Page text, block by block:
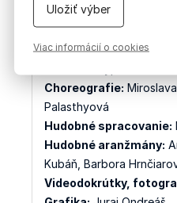
Réžia: Miroslava Palanová
Scénografia a kostýmy:
Matúš Ďuran, Eva
Choreografie:
Palasthyová
Hudobné spracovanie:
Hudobné aranžmány:
Kubáň, Barbora
Videodokrútky,
Uložiť výber
Viac informácií o cookies